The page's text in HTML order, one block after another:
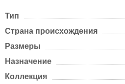
Тип
Страна происхождения
Размеры
Назначение
Коллекция